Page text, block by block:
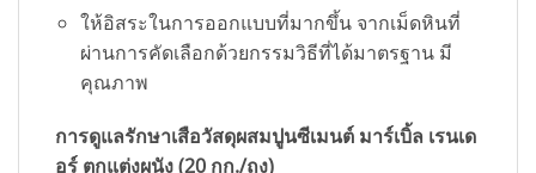
ให้อิสระในการออกแบบที่มากขึ้น จากเม็ดหินที่
ผ่านการคัดเลือกด้วยกรรมวิธีที่ได้มาตรฐาน มี
คุณภาพ
การดูแลรักษาเสือวัสดุผสมปูนซีเมนต์ มาร์เบิ้ล เรนเด
อร์ ตกแต่งผนัง (20 กก./ถุง)